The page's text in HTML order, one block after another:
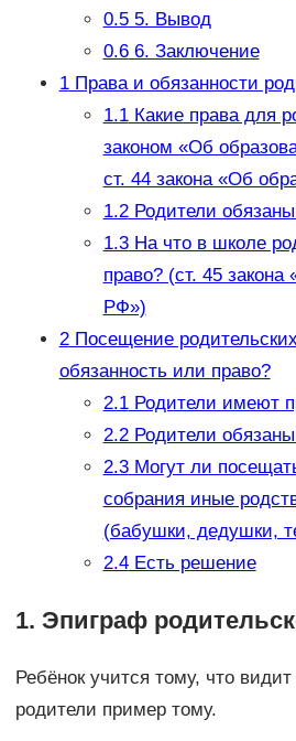
0.55. Вывод
0.66. Заключение
1Права и обязанности
1.1Какие права для
законом «Об
ст. 44 закона «Об
1.2Родители
1.3На что в школе
право? (ст. 45
РФ»)
2Посещение
обязанность или право?
2.1Родители имеют
2.2Родители
2.3Могут ли
собрания иные
(бабушки, дедушки,
2.4Есть решение
1. Эпиграф
Ребёнок учится тому, что
родители пример тому.